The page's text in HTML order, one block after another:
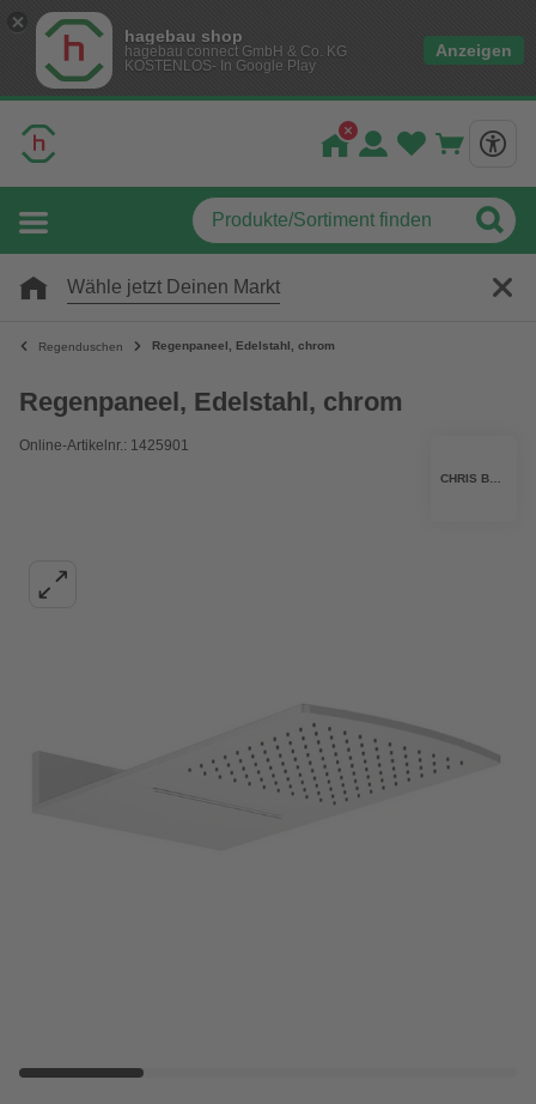
hagebau shop
hagebau connect GmbH & Co. KG
KOSTENLOS- In Google Play
Anzeigen
Wähle jetzt Deinen Markt
Regenduschen Regenpaneel, Edelstahl, chrom
Regenpaneel, Edelstahl, chrom
Online-Artikelnr.: 1425901